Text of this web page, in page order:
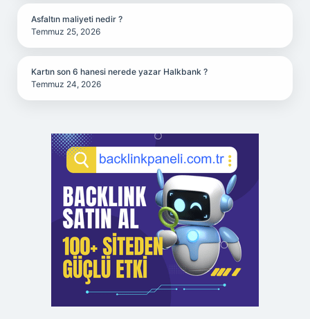
Asfaltın maliyeti nedir ?
Temmuz 25, 2026
Kartın son 6 hanesi nerede yazar Halkbank ?
Temmuz 24, 2026